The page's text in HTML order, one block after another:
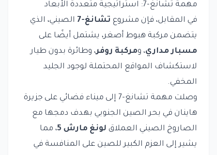
مهمة تشانغ-7: استراتيجية متعددة الأبعاد
في المقابل، فإن مشروع تشانغ-7
الصيني، الذي
يتضمن مركبة هبوط أصغر، يشتمل أيضًا على
مسبار مداري، ومركبة روفر، وطائرة بدون طيار
لاستكشاف المواقع المحتملة لوجود الجليد
المخفي.
وصلت مهمة تشانغ-7 إلى ميناء فضائي على جزيرة
هاينان في بحر الصين الجنوبي بهدف دمجها مع
الصاروخ الصيني العملاق لونغ مارش 5
، مما
يشير إلى العزم الكبير للصين على المنافسة في